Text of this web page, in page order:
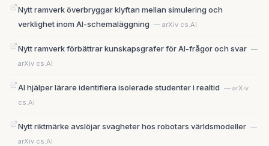
Nytt ramverk överbryggar klyftan mellan simulering och
verklighet inom AI-schemaläggning — arXiv cs.AI
Nytt ramverk förbättrar kunskapsgrafer för AI-frågor och svar —
arXiv cs.AI
AI hjälper lärare identifiera isolerade studenter i realtid — arXiv
cs.AI
Nytt riktmärke avslöjar svagheter hos robotars världsmodeller —
arXiv cs.AI